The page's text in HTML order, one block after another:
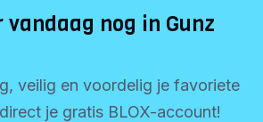
vandaag nog in Gunz
veilig en voordelig je favoriete
je gratis BLOX-account!